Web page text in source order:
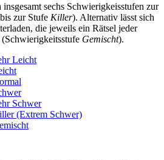
sechs Schwierigkeisstufen zur
zur Stufe Killer). Alternativ lässt sich
die jeweils ein Rätsel jeder
Gemischt).
Leicht
Schwer
(Extrem Schwer)